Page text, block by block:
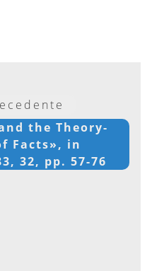
the Theory-
Facts», in
32, pp. 57-76